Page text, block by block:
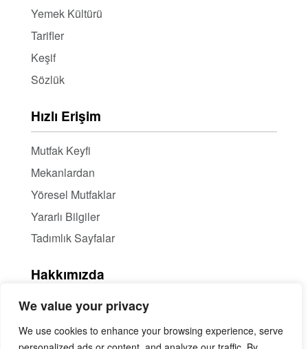
We value your privacy
We use cookies to enhance your browsing experience, serve
aradığınızı mutlaka sunar:
Nostaljik Lezzetler:
vazgeçilmezleri: Sütlaç, muhallebi, kazandibi,
tavuk göğsü, keşkül gibi sizi nostaljik bir
Modern Dokunuşlar:
trileçe, sufle gibi günümüzün popüler sütlü tatlı
tarifleriyle sofralarınıza yenilik katın. Kategorimiz,
klasik lezzetleri modern dokunuşlarla farklı bir
deneyime dönüştürüyor.
Meyve Bahçeniz:
muhallebi, vişneli crumble gibi mevsim
meyveleriyle zenginleştirilmiş, hem sağlıklı hem
Diyet Dostu Seçenekler:
malzemelerle hazırlanan hafif ve sağlıklı sütlü
krizlerinizi de yenebilirsiniz.
Yemek Kültürü
Tarifler
Keşif
Sözlük
Hızlı Erişim
Mutfak Keyfi
Mekanlardan
Yöresel Mutfaklar
Yararlı Bilgiler
Tadımlık Sayfalar
Hakkımızda
Hakkımızda
Haber Bülteni / RSS